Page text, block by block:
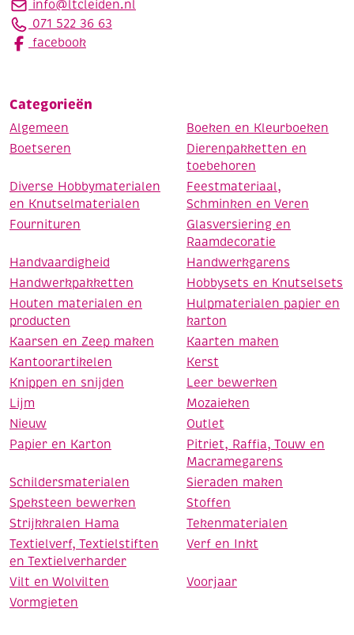
info@ltcleiden.nl
071 522 36 63
facebook
Categorieën
Algemeen
Boeken en Kleurboeken
Boetseren
Dierenpakketten en
toebehoren
Diverse Hobbymaterialen
en Knutselmaterialen
Feestmateriaal,
Schminken en Veren
Fournituren
Glasversiering en
Raamdecoratie
Handvaardigheid
Handwerkgarens
Handwerkpakketten
Hobbysets en Knutselsets
Houten materialen en
producten
Hulpmaterialen papier en
karton
Kaarsen en Zeep maken
Kaarten maken
Kantoorartikelen
Kerst
Knippen en snijden
Leer bewerken
Lijm
Mozaieken
Nieuw
Outlet
Papier en Karton
Pitriet, Raffia, Touw en
Macramegarens
Schildersmaterialen
Sieraden maken
Speksteen bewerken
Stoffen
Strijkkralen Hama
Tekenmaterialen
Textielverf, Textielstiften
en Textielverharder
Verf en Inkt
Vilt en Wolvilten
Voorjaar
Vormgieten